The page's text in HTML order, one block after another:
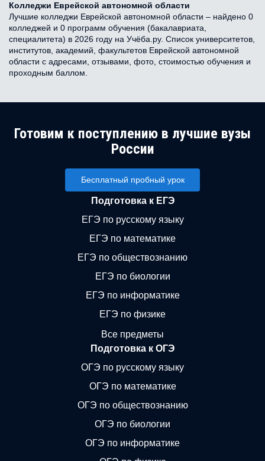
Колледжи Еврейской автономной области
Лучшие колледжи Еврейской автономной области – найдено 0
колледжей и 0 программ обучения (бакалавриата,
специалитета) в 2026 году на Учёба.ру. Список университетов,
институтов, академий, факультетов Еврейской автономной
области с адресами, отзывами, фото, стоимостью обучения и
проходным баллом.
Готовим к поступлению в лучшие вузы
России
Бесплатный пробный урок
Подготовка к ЕГЭ
ЕГЭ по русскому языку
ЕГЭ по математике
ЕГЭ по обществознанию
ЕГЭ по биологии
ЕГЭ по информатике
ЕГЭ по физике
Все предметы
Подготовка к ОГЭ
ОГЭ по русскому языку
ОГЭ по математике
ОГЭ по обществознанию
ОГЭ по биологии
ОГЭ по информатике